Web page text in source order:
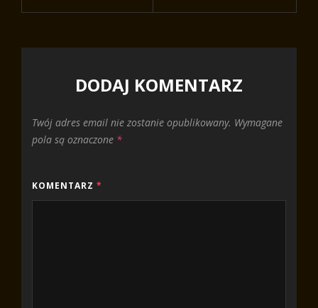
DODAJ KOMENTARZ
Twój adres email nie zostanie opublikowany. Wymagane
pola są oznaczone *
KOMENTARZ *